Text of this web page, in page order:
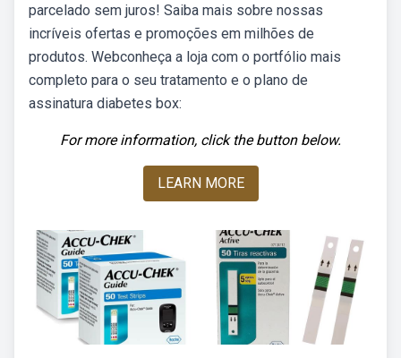
parcelado sem juros! Saiba mais sobre nossas
incríveis ofertas e promoções em milhões de
produtos. Webconheça a loja com o portfólio mais
completo para o seu tratamento e o plano de
assinatura diabetes box:
For more information, click the button below.
LEARN MORE